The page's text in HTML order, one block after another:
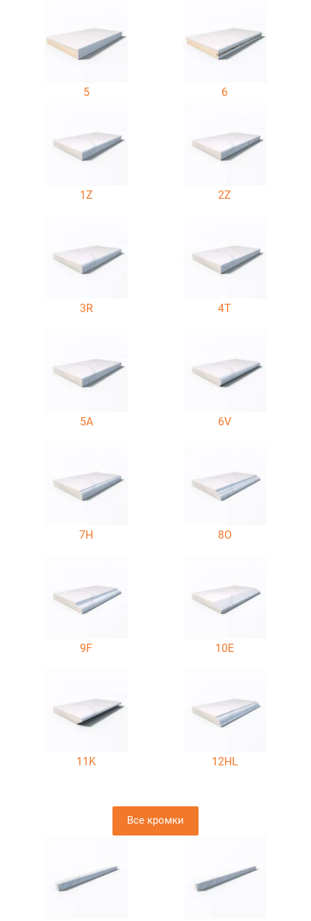
5 6
1Z 2Z
3R 4T
5A 6V
7H 8O
9F 10E
11K 12HL
Все кромки